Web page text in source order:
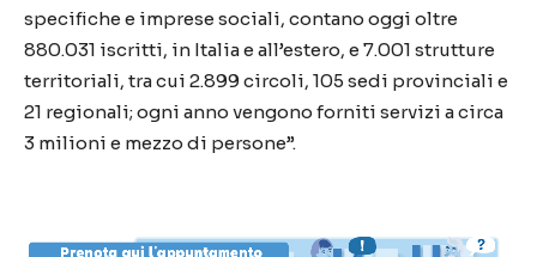
specifiche e imprese sociali, contano oggi oltre
880.031 iscritti, in Italia e all’estero, e 7.001 strutture
territoriali, tra cui 2.899 circoli, 105 sedi provinciali e
21 regionali; ogni anno vengono forniti servizi a circa
3 milioni e mezzo di persone”.